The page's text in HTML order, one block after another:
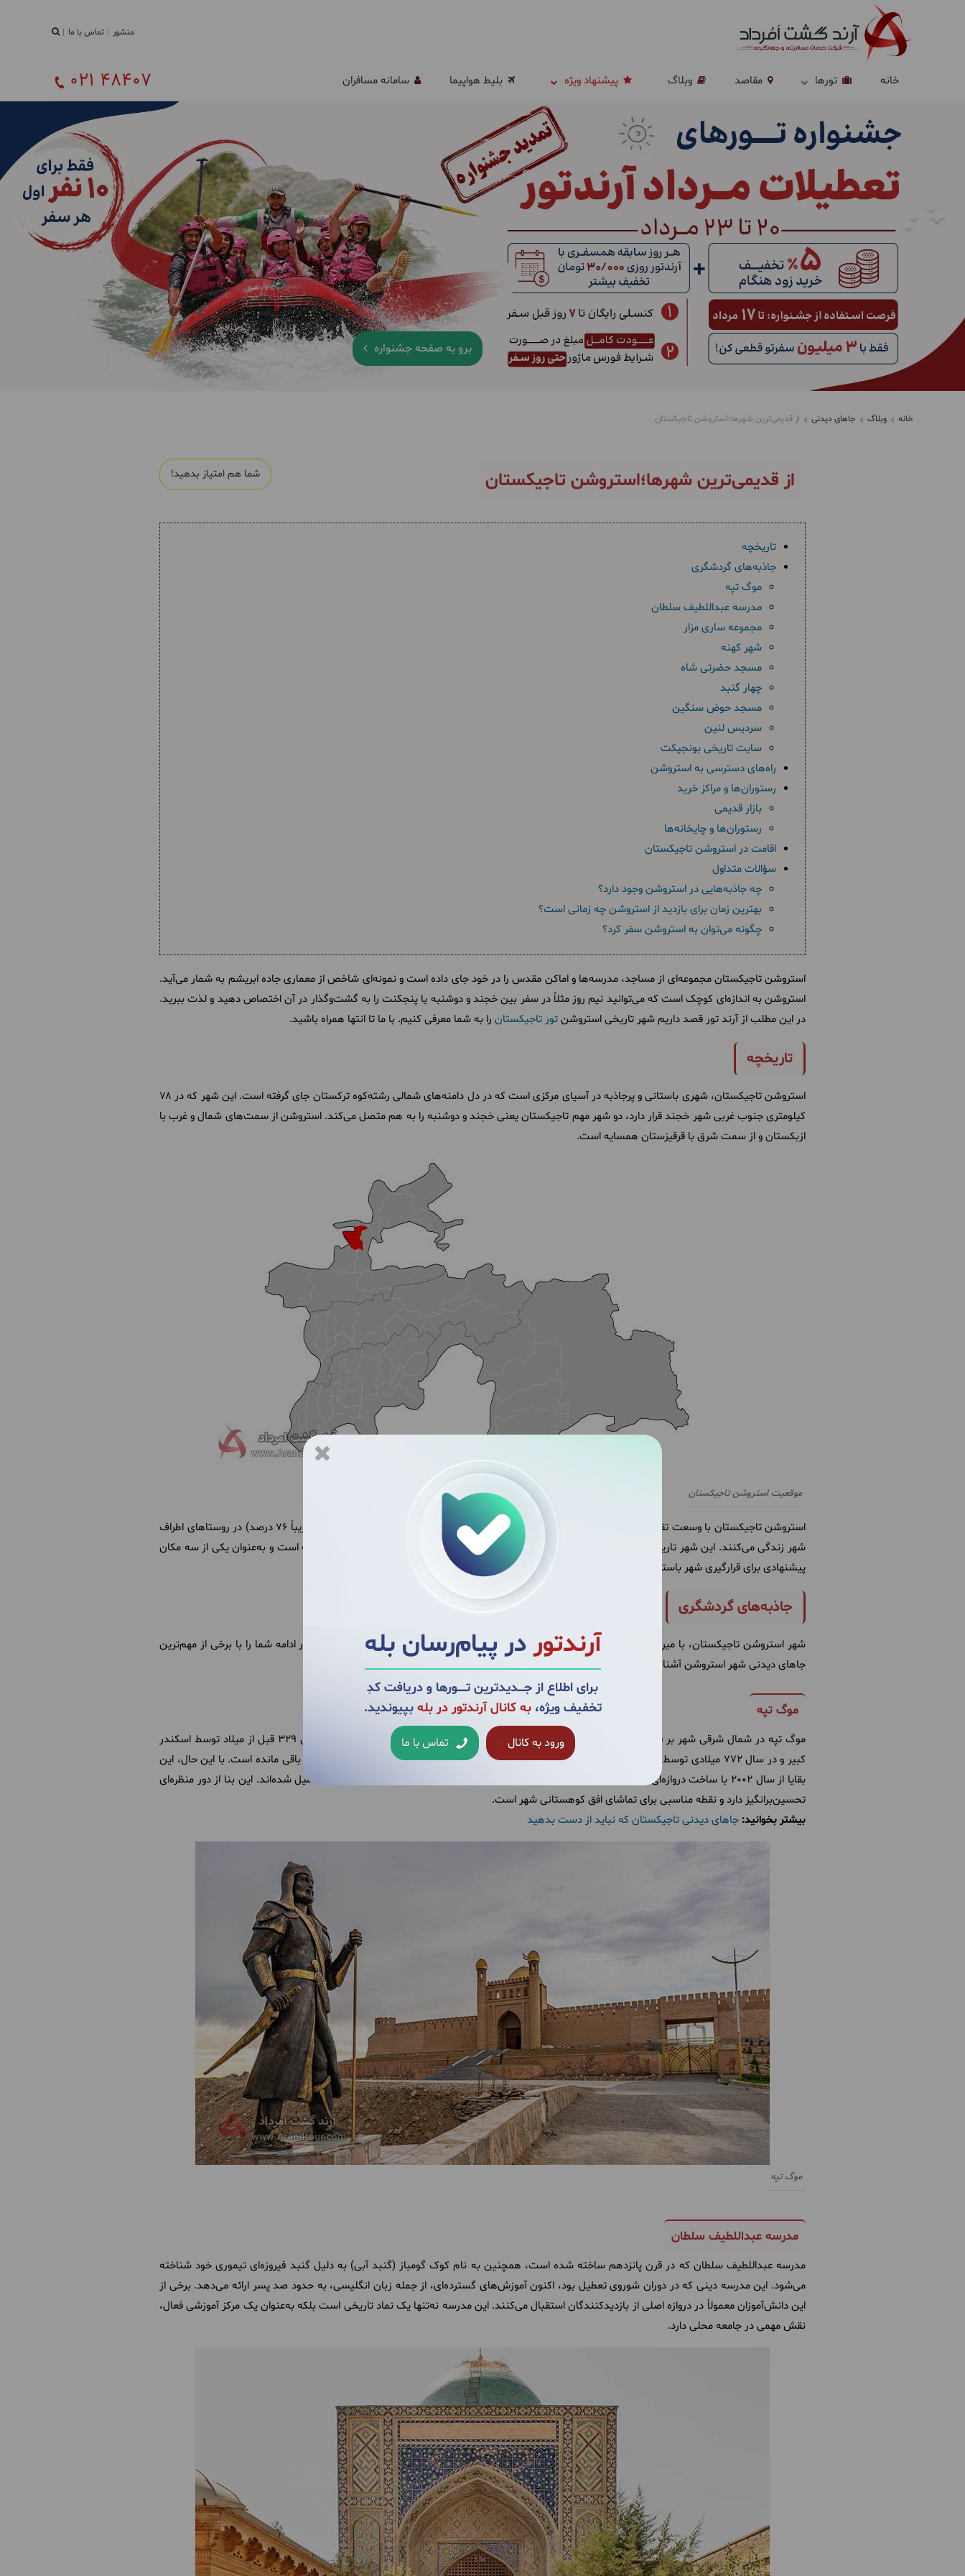
آرندتوردر پیام‌رسان بله
برای اطلاع از جــــدیدترین تــــــورها و دریافت کدِ
تخفیف ویژه،به کانال آرندتور در بله بپیوندید.
ورود به کانال تماس با ما
منشور تماس با ما
خانه تورها مقاصد وبلاگ پیشنهاد ویژه بلیط هواپیما سامانه مسافران 021 48407
برو به صفحه جشنواره
خانه وبلاگ جاهای دیدنی از قدیمی‌ترین شهرها؛استروشن تاجیکستان
از قدیمی‌ترین شهرها؛استروشن تاجیکستان شما هم امتیاز بدهید!
تاریخچه
جاذبه‌های گردشگری
موگ تپه
مدرسه عبداللطیف سلطان
مجموعه ساری مزار
شهر کهنه
مسجد حضرتی شاه
چهار گنبد
مسجد حوض سنگین
سردیس لنین
سایت تاریخی بونجیکت
راه‌های دسترسی به استروشن
رستوران‌ها و مراکز خرید
بازار قدیمی
رستوران‌ها و چایخانه‌ها
اقامت در استروشن تاجیکستان
سؤالات متداول
چه جاذبه‌هایی در استروشن وجود دارد؟
بهترین زمان برای بازدید از استروشن چه زمانی است؟
چگونه می‌توان به استروشن سفر کرد؟
استروشن تاجیکستان مجموعه‌ای از مساجد، مدرسه‌ها و اماکن مقدس را در خود جای داده است و نمونه‌ای شاخص از معماری جاده ابریشم به شمار می‌آید.
استروشن به اندازه‌ای کوچک است که می‌توانید نیم روز مثلاً در سفر بین خجند و دوشنبه یا پنجکنت را به گشت‌وگذار در آن اختصاص دهید و لذت ببرید.
در این مطلب از آرند تور قصد داریم شهر تاریخی استروشنتور تاجیکستان را به شما معرفی کنیم. با ما تا انتها همراه باشید.
تاریخچه
استروشن تاجیکستان، شهری باستانی و پرجاذبه در آسیای مرکزی است که در دل دامنه‌های شمالی رشته‌کوه ترکستان جای گرفته است. این شهر که در ۷۸
کیلومتری جنوب غربی شهر خجند قرار دارد، دو شهر مهم تاجیکستان یعنی خجند و دوشنبه را به هم متصل می‌کند. استروشن از سمت‌های شمال و غرب با
ازبکستان و از سمت شرق با قرقیزستان همسایه است.
موقعیت استروشن تاجیکستان
استروشن تاجیکستان با وسعت تقریبی ۱۸۳۰ کیلومتر مربع دارای جمعیتی حدود ۲۷۳,۵۰۰ نفر است که بیشتر آن‌ها (تقریباً ۷۶ درصد) در روستاهای اطراف
شهر زندگی می‌کنند. این شهر تاریخی با قدمت بیش از ۲۵۰۰ سال، از قدیمی‌ترین مراکز تجارت و صنایع‌دستی در منطقه است و به‌عنوان یکی از سه مکان
پیشنهادی برای قرارگیری شهر باستانی سایروپولیس در قرن ششم پیش از میلاد توسط کوروش بزرگ شناخته می‌شود.
جاذبه‌های گردشگری
شهر استروشن تاجیکستان، با میراث تاریخی و فرهنگی غنی خود جاذبه‌های تاریخی جذابی را در خود جای داده است. در ادامه شما را با برخی از مهم‌ترین
جاهای دیدنی شهر استروشن آشنا می‌کنیم:
موگ تپه
موگ تپه در شمال شرقی شهر بر فراز خانه‌های کم ارتفاع اطراف قرار دارد. این تپه که زمانی قلعه‌ای زیبا داشت، در سال 329 قبل از میلاد توسط اسکندر
کبیر و در سال 772 میلادی توسط عرب‌ها مورد حمله قرار گرفت. امروزه تنها بقایای کمی از دیوارهای خشتی و گلی اصلی باقی مانده است. با این حال، این
بقایا از سال 2002 با ساخت دروازه‌ای با گنبد آبی به مناسبت جشن‌های 2500 سالگی شهر استروشن تاجیکستان، تکمیل شده‌اند. این بنا از دور منظره‌ای
تحسین‌برانگیز دارد و نقطه مناسبی برای تماشای افق کوهستانی شهر است.
بیشتر بخوانید: جاهای دیدنی تاجیکستان که نباید از دست بدهید
موگ تپه
مدرسه عبداللطیف سلطان
مدرسه عبداللطیف سلطان که در قرن پانزدهم ساخته شده است، همچنین به نام کوک گومباز (گنبد آبی) به دلیل گنبد فیروزه‌ای تیموری خود شناخته
می‌شود. این مدرسه دینی که در دوران شوروی تعطیل بود، اکنون آموزش‌های گسترده‌ای، از جمله زبان انگلیسی، به حدود صد پسر ارائه می‌دهد. برخی از
این دانش‌آموزان معمولاً در دروازه اصلی از بازدیدکنندگان استقبال می‌کنند. این مدرسه نه‌تنها یک نماد تاریخی است بلکه به‌عنوان یک مرکز آموزشی فعال،
نقش مهمی در جامعه محلی دارد.